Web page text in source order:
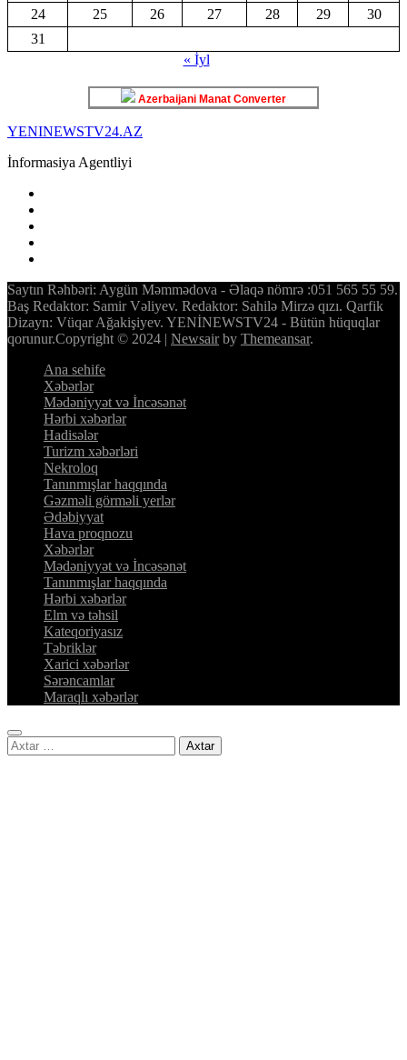
24 25 26 27 28 29
30
31
« İyl
Azerbaijani Manat Converter
YENINEWSTV24.AZ
İnformasiya Agentliyi
Saytın Rəhbəri: Aygün Məmmədova - Əlaqə nömrə :051 565 55 59.
Baş Redaktor: Samir Vəliyev. Redaktor: Sahilə Mirzə qızı. Qarfik
Dizayn: Vüqar Ağakişiyev. YENİNEWSTV24 - Bütün hüquqlar
qorunur.Copyright © 2024 | Newsairby Themeansar.
Ana sehife
Xəbərlər
Mədəniyyət və İncəsənət
Hərbi xəbərlər
Hadisələr
Turizm xəbərləri
Nekroloq
Tanınmışlar haqqında
Gəzməli görməli yerlər
Ədəbiyyat
Hava proqnozu
Xəbərlər
Mədəniyyət və İncəsənət
Tanınmışlar haqqında
Hərbi xəbərlər
Elm və təhsil
Kateqoriyasız
Təbriklər
Xarici xəbərlər
Sərəncamlar
Maraqlı xəbərlər
Axtarış: